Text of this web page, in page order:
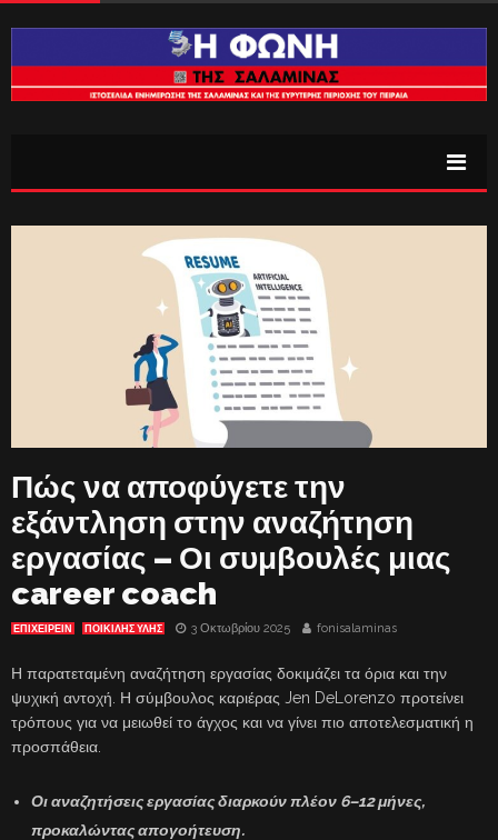
Πώς να αποφύγετε την
εξάντληση στην αναζήτηση
εργασίας – Οι συμβουλές μιας
career coach
ΕΠΙΧΕΙΡΕΙΝ ΠΟΙΚΙΛΗΣ ΥΛΗΣ 3 Οκτωβρίου 2025 fonisalaminas
Η παρατεταμένη αναζήτηση εργασίας δοκιμάζει τα όρια και την
ψυχική αντοχή. Η σύμβουλος καριέρας Jen DeLorenzo προτείνει
τρόπους για να μειωθεί το άγχος και να γίνει πιο αποτελεσματική η
προσπάθεια.
Οι αναζητήσεις εργασίας διαρκούν πλέον 6–12 μήνες,
προκαλώντας απογοήτευση.